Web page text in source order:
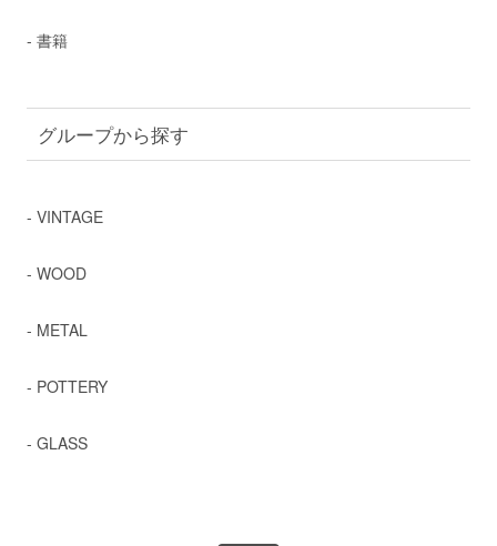
- 書籍
グループから探す
- VINTAGE
- WOOD
- METAL
- POTTERY
- GLASS